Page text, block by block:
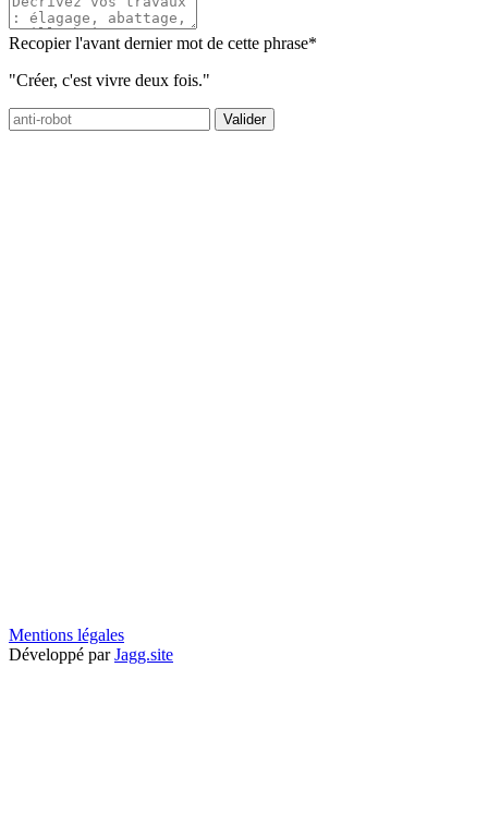
Recopier l'avant dernier mot de cette phrase*
"Créer, c'est vivre deux fois."
Mentions légales
Développé parJagg.site